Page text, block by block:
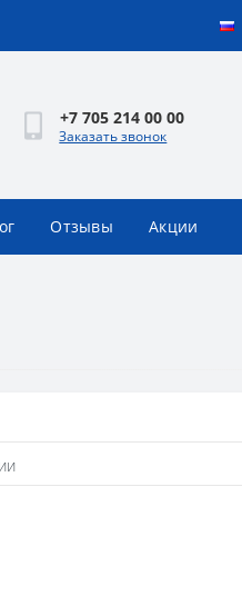
+7 705 214 00 00
Заказать звонок
Отзывы Акции